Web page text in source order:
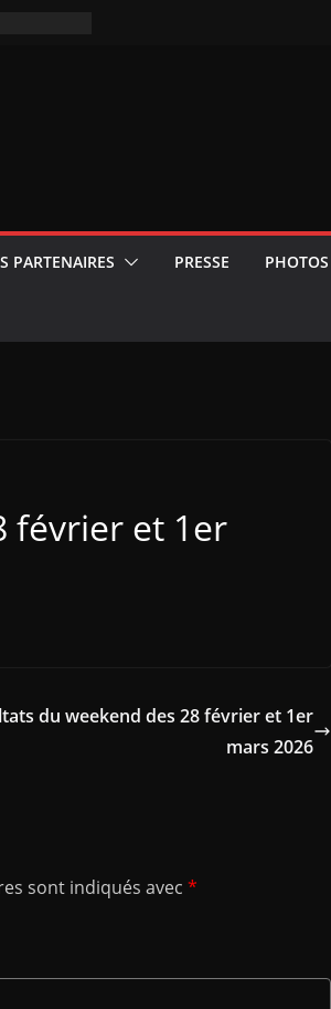
PARTENAIRES PRESSE PHOTOS
février et 1er
du weekend des 28 février et 1er
mars 2026
sont indiqués avec *